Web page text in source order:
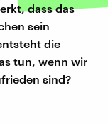
dass das
sein
die
tun, wenn wir
sind?